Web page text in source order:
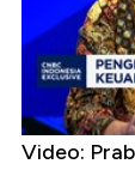
Video: